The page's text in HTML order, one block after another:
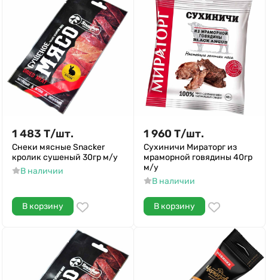
1 483 Т/шт.
Снеки мясные Snacker
кролик сушеный 30гр м/у
В наличии
В корзину
1 960 Т/шт.
Сухиничи Мираторг из
мраморной говядины 40гр
м/у
В наличии
В корзину